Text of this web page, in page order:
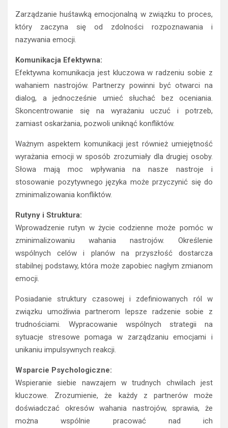
Zarządzanie huśtawką emocjonalną w związku to proces,
który zaczyna się od zdolności rozpoznawania i
nazywania emocji.
Komunikacja Efektywna:
Efektywna komunikacja jest kluczowa w radzeniu sobie z
wahaniem nastrojów. Partnerzy powinni być otwarci na
dialog, a jednocześnie umieć słuchać bez oceniania.
Skoncentrowanie się na wyrażaniu uczuć i potrzeb,
zamiast oskarżania, pozwoli uniknąć konfliktów.
Ważnym aspektem komunikacji jest również umiejętność
wyrażania emocji w sposób zrozumiały dla drugiej osoby.
Słowa mają moc wpływania na nasze nastroje i
stosowanie pozytywnego języka może przyczynić się do
zminimalizowania konfliktów.
Rutyny i Struktura:
Wprowadzenie rutyn w życie codzienne może pomóc w
zminimalizowaniu wahania nastrojów. Określenie
wspólnych celów i planów na przyszłość dostarcza
stabilnej podstawy, która może zapobiec nagłym zmianom
emocji.
Posiadanie struktury czasowej i zdefiniowanych ról w
związku umożliwia partnerom lepsze radzenie sobie z
trudnościami. Wypracowanie wspólnych strategii na
sytuacje stresowe pomaga w zarządzaniu emocjami i
unikaniu impulsywnych reakcji.
Wsparcie Psychologiczne:
Wspieranie siebie nawzajem w trudnych chwilach jest
kluczowe. Zrozumienie, że każdy z partnerów może
doświadczać okresów wahania nastrojów, sprawia, że
można wspólnie pracować nad ich